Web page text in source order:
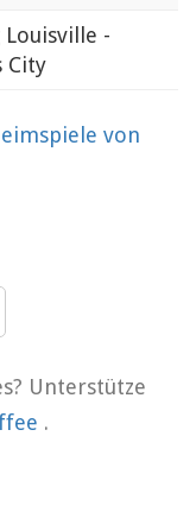
Louisville -
City
von
Unterstütze
.